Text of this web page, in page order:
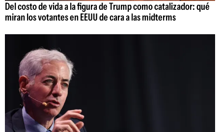
Del costo de vida a la figura de Trump como catalizador: qué
miran los votantes en EEUU de cara a las midterms